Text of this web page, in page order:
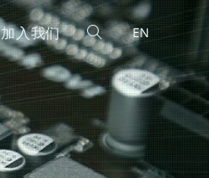
EN
加入我们